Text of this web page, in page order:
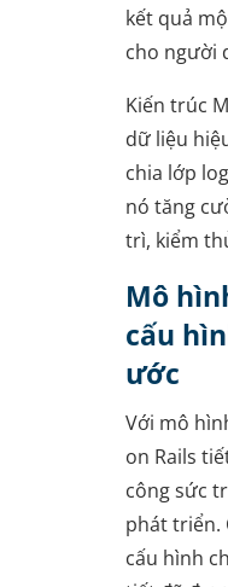
kết quả
cho người
Kiến trúc
dữ liệu
chia lớp
nó tăng
trì, kiểm
Mô
cấu
ước
Với mô
on Rails
công sức
phát triển.
cấu hình